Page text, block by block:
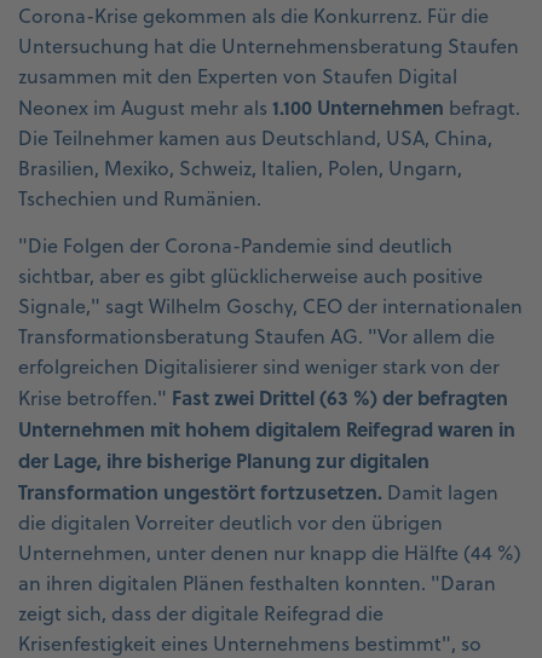
Corona-Krise gekommen als die Konkurrenz. Für die
Untersuchung hat die Unternehmensberatung Staufen
zusammen mit den Experten von Staufen Digital
Neonex im August mehr als 1.100 Unternehmen befragt.
Die Teilnehmer kamen aus Deutschland, USA, China,
Brasilien, Mexiko, Schweiz, Italien, Polen, Ungarn,
Tschechien und Rumänien.
"Die Folgen der Corona-Pandemie sind deutlich
sichtbar, aber es gibt glücklicherweise auch positive
Signale," sagt Wilhelm Goschy, CEO der internationalen
Transformationsberatung Staufen AG. "Vor allem die
erfolgreichen Digitalisierer sind weniger stark von der
Krise betroffen." Fast zwei Drittel (63 %) der befragten
Unternehmen mit hohem digitalem Reifegrad waren in
der Lage, ihre bisherige Planung zur digitalen
Transformation ungestört fortzusetzen. Damit lagen
die digitalen Vorreiter deutlich vor den übrigen
Unternehmen, unter denen nur knapp die Hälfte (44 %)
an ihren digitalen Plänen festhalten konnten. "Daran
zeigt sich, dass der digitale Reifegrad die
Krisenfestigkeit eines Unternehmens bestimmt", so